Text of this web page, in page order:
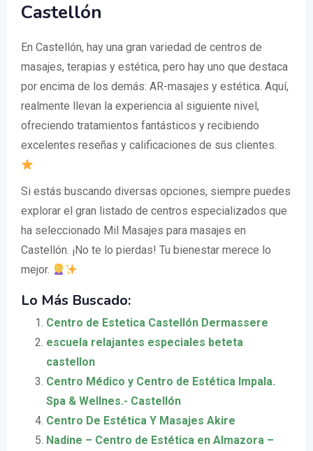
Castellón
En Castellón, hay una gran variedad de centros de
masajes, terapias y estética, pero hay uno que destaca
por encima de los demás: AR-masajes y estética. Aquí,
realmente llevan la experiencia al siguiente nivel,
ofreciendo tratamientos fantásticos y recibiendo
excelentes reseñas y calificaciones de sus clientes.
Si estás buscando diversas opciones, siempre puedes
explorar el gran listado de centros especializados que
ha seleccionado Mil Masajes para masajes en
Castellón. ¡No te lo pierdas! Tu bienestar merece lo
mejor.
Lo Más Buscado:
Centro de Estetica Castellón Dermassere
escuela relajantes especiales beteta
castellon
Centro Médico y Centro de Estética Impala.
Spa & Wellnes.- Castellón
Centro De Estética Y Masajes Akire
Nadine – Centro de Estética en Almazora –